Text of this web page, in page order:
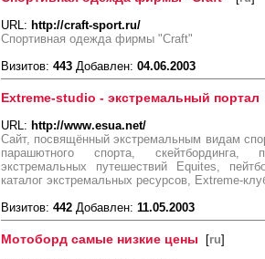
URL: http://craft-sport.ru/
Спортивная одежда фирмы "Craft"
Визитов: 443 Добавлен: 04.06.2003
Extreme-studio - экстремальный портал
URL: http://www.esua.net/
Сайт, посвящённый экстремальным видам
парашютного спорта, скейтбординга,
экстремальных путешествий Equites,
каталог экстремальных ресурсов, Extreme-
Визитов: 442 Добавлен: 11.05.2003
Мотоборд самые низкие цены [ru]